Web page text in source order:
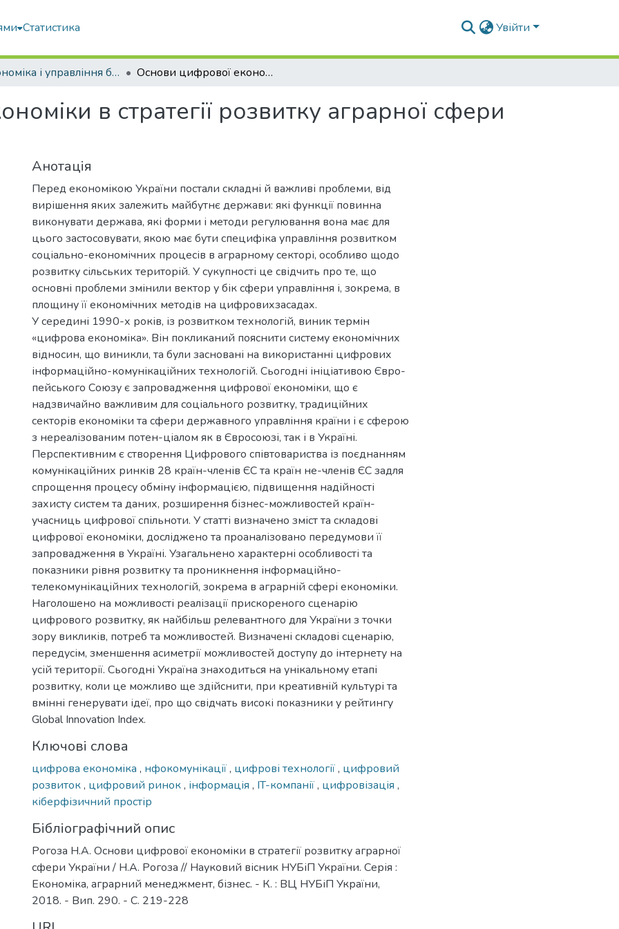
Статистика Увійти
Економіка і управління бізнесом Основи цифрової економіки в стратегії розвитку аграрної сфери України
в стратегії розвитку аграрної сфери
Анотація
Перед економікою України постали складні й важливі проблеми, від
вирішення яких залежить майбутнє держави: які функції повинна
виконувати держава, які форми і методи регулювання вона має для
цього застосовувати, якою має бути специфіка управління розвитком
соціально-економічних процесів в аграрному секторі, особливо щодо
розвитку сільських територій. У сукупності це свідчить про те, що
основні проблеми змінили вектор у бік сфери управління і, зокрема, в
площину її економічних методів на цифровихзасадах.
У середині 1990-х років, із розвитком технологій, виник термін
«цифрова економіка». Він покликаний пояснити систему економічних
відносин, що виникли, та були засновані на використанні цифрових
інформаційно-комунікаційних технологій. Сьогодні ініціативою Євро-
пейського Союзу є запровадження цифрової економіки, що є
надзвичайно важливим для соціального розвитку, традиційних
секторів економіки та сфери державного управління країни і є сферою
з нереалізованим потен-ціалом як в Євросоюзі, так і в Україні.
Перспективним є створення Цифрового співтовариства із поєднанням
комунікаційних ринків 28 країн-членів ЄС та країн не-членів ЄС задля
спрощення процесу обміну інформацією, підвищення надійності
захисту систем та даних, розширення бізнес-можливостей країн-
учасниць цифрової спільноти. У статті визначено зміст та складові
цифрової економіки, досліджено та проаналізовано передумови її
запровадження в Україні. Узагальнено характерні особливості та
показники рівня розвитку та проникнення інформаційно-
телекомунікаційних технологій, зокрема в аграрній сфері економіки.
Наголошено на можливості реалізації прискореного сценарію
цифрового розвитку, як найбільш релевантного для України з точки
зору викликів, потреб та можливостей. Визначені складові сценарію,
передусім, зменшення асиметрії можливостей доступу до інтернету на
усій території. Сьогодні Україна знаходиться на унікальному етапі
розвитку, коли це можливо ще здійснити, при креативній культурі та
вмінні генерувати ідеї, про що свідчать високі показники у рейтингу
Global Innovation Index.
Ключові слова
цифрова економіка , нфокомунікації, цифрові технології, цифровий
розвиток, цифровий ринок, інформація , IT-компанії, цифровізація ,
кіберфізичний простір
Бібліографічний опис
Рогоза Н.А. Основи цифрової економіки в стратегії розвитку аграрної
сфери України / Н.А. Рогоза // Науковий вісник НУБіП України. Серія :
Економіка, аграрний менеджмент, бізнес. - К. : ВЦ НУБіП України,
2018. - Вип. 290. - С. 219-228